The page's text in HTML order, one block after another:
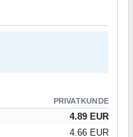
PRIVATKUNDE
4.89 EUR
4.66 EUR